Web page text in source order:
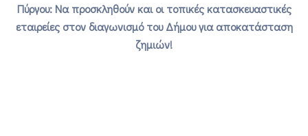
Πύργου: Να προσκληθούν και οι τοπικές κατασκευαστικές
εταιρείες στον διαγωνισμό του Δήμου για αποκατάσταση
ζημιών!